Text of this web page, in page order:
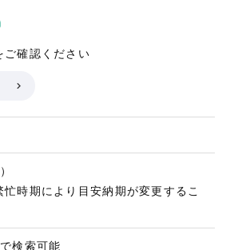
ご確認ください
時期により目安納期が変更するこ
検索可能